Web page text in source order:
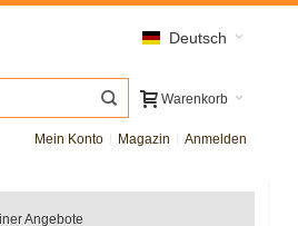
Deutsch
Warenkorb
Mein Konto Magazin Anmelden
Angebote